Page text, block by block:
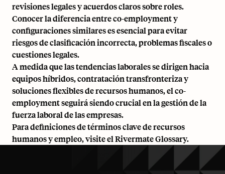
revisiones legales y acuerdos claros sobre roles.
Conocer la diferencia entre co-employment y
configuraciones similares es esencial para evitar
riesgos de clasificación incorrecta, problemas fiscales o
cuestiones legales.
A medida que las tendencias laborales se dirigen hacia
equipos híbridos, contratación transfronteriza y
soluciones flexibles de recursos humanos, el co-
employment seguirá siendo crucial en la gestión de la
fuerza laboral de las empresas.
Para definiciones de términos clave de recursos
humanos y empleo, visite elRivermate Glossary.